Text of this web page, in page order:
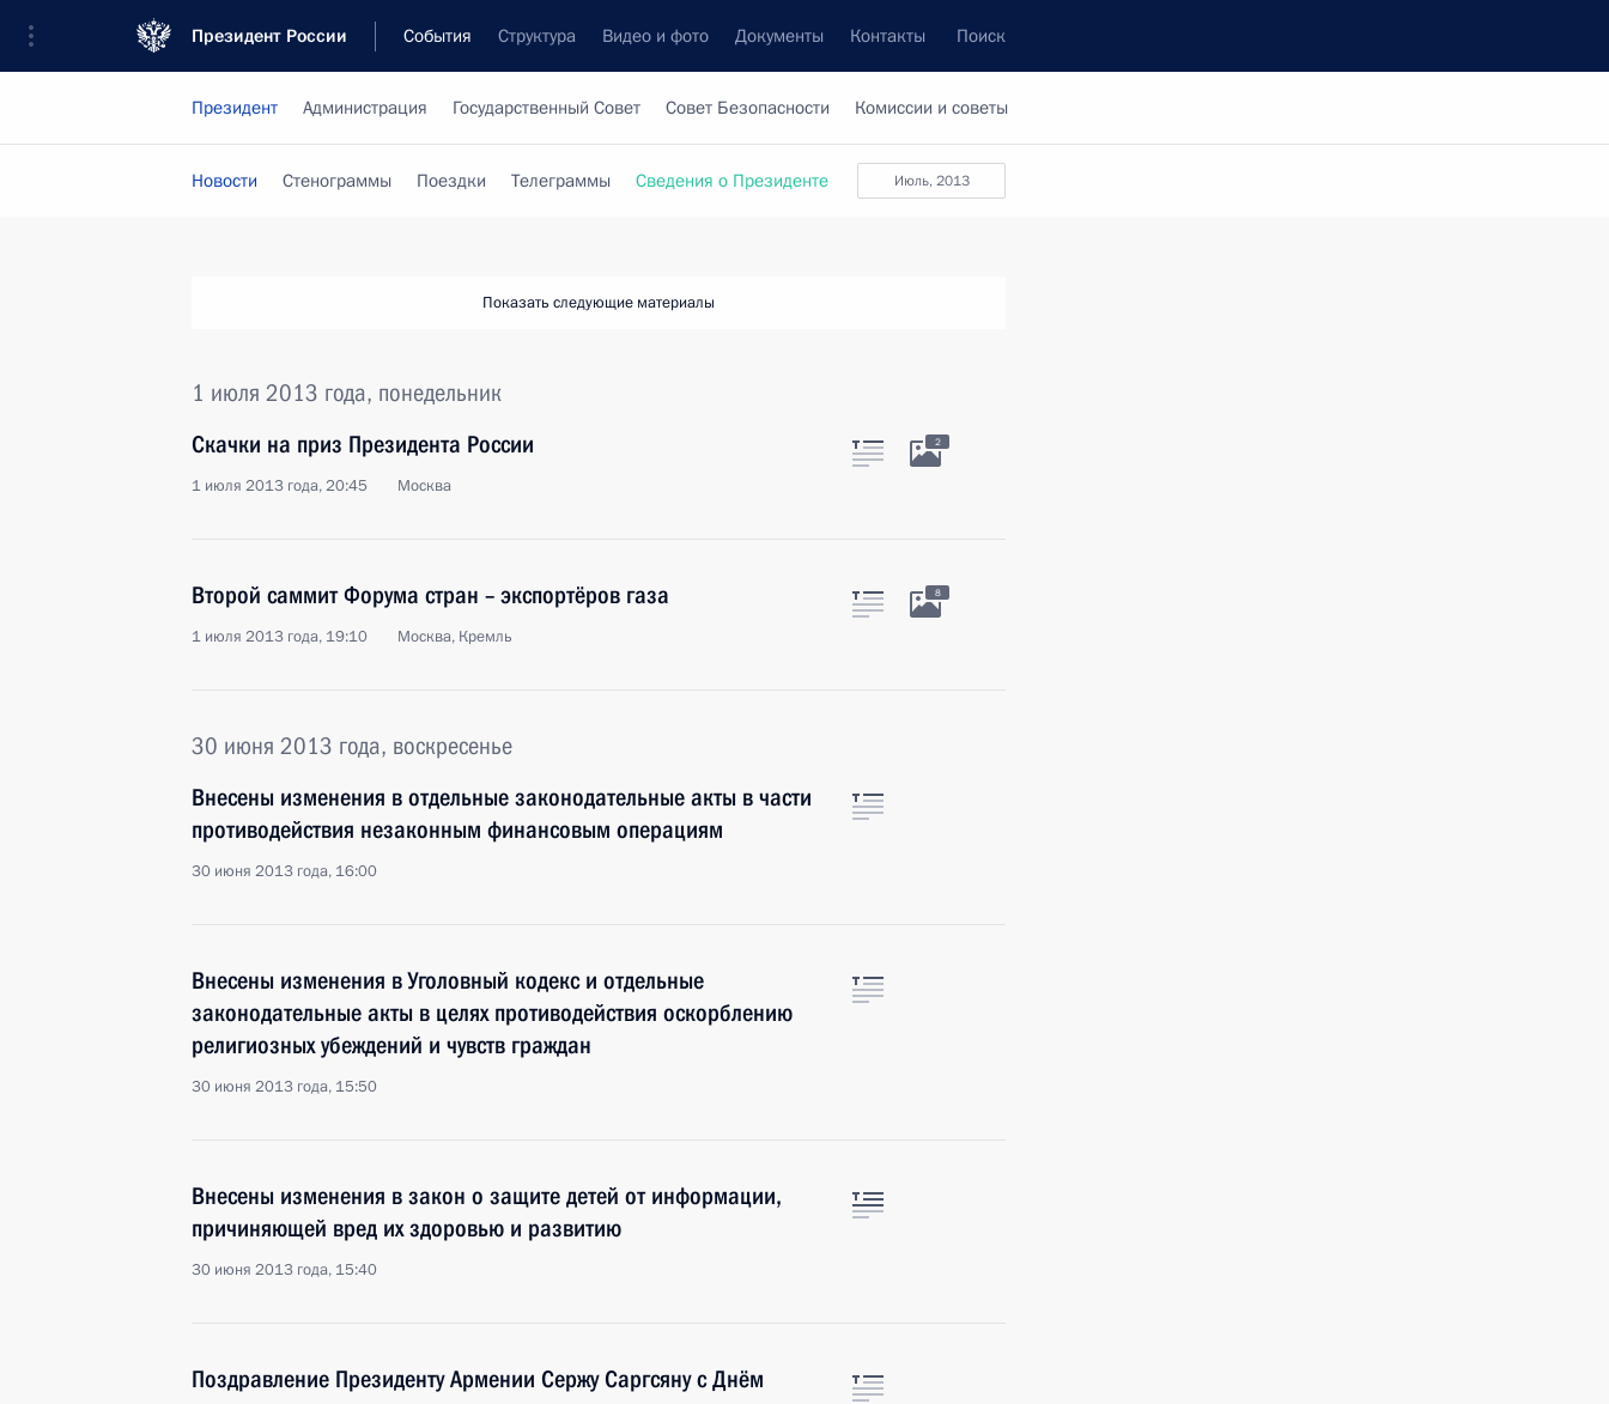
Президент России События Структура Видео и фото Документы Контакты Поиск
Президент Администрация Государственный Совет Совет Безопасности Комиссии и советы
июль, 2013
Новости Стенограммы Поездки Телеграммы Сведения о Президенте
Показать следующие материалы
1 июля 2013 года, понедельник
Скачки на приз Президента России
1 июля 2013 года, 20:45 Москва
2
Второй саммит Форума стран – экспортёров газа
1 июля 2013 года, 19:10 Москва, Кремль
8
30 июня 2013 года, воскресенье
Внесены изменения в отдельные законодательные акты в части
противодействия незаконным финансовым операциям
30 июня 2013 года, 16:00
Внесены изменения в Уголовный кодекс и отдельные
законодательные акты в целях противодействия оскорблению
религиозных убеждений и чувств граждан
30 июня 2013 года, 15:50
Внесены изменения в закон о защите детей от информации,
причиняющей вред их здоровью и развитию
30 июня 2013 года, 15:40
Поздравление Президенту Армении Сержу Саргсяну с Днём